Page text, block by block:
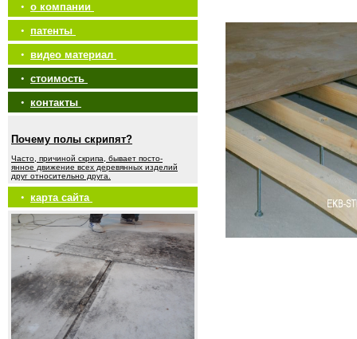
• о компании
• патенты
• видео материал
• стоимость
• контакты
Почему полы скрипят?
Часто, причиной скрипа, бывает посто-
янное движение всех деревянных изделий
друг относительно друга.
• карта сайта